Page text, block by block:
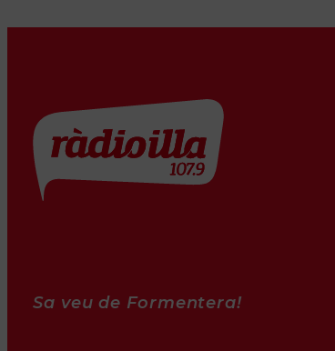
Sa veu de Formentera!